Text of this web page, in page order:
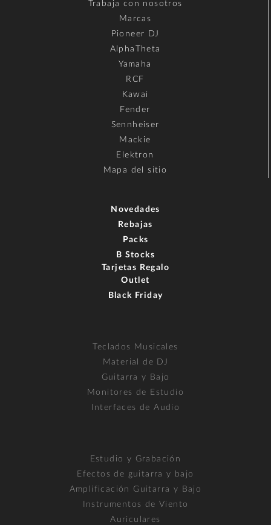
Trabaja con nosotros
Marcas
Pioneer DJ
AlphaTheta
Yamaha
RCF
Kawai
Fender
Sennheiser
Mackie
Elektron
Mapa del sitio
Novedades
Rebajas
Packs
B Stocks
Tarjetas Regalo
Outlet
Black Friday
Teclados Musicales
Material de DJ
Guitarra y Bajo
Monitores de Estudio
Interfaces de Audio
Estudio y Grabación
Efectos de guitarra y bajo
Amplificación Guitarra y Bajo
Instrumentos de Viento
Auriculares